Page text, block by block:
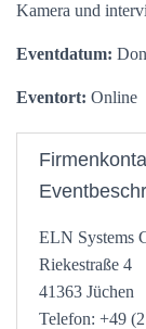
Kamera und
Eventdatum:
Eventort: Online
ELN Systems
Riekestraße 4
41363 Jüchen
Telefon: +49